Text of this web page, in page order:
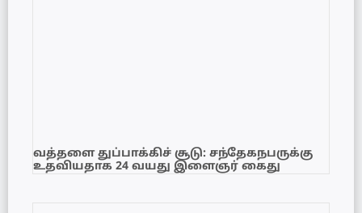
வத்தளை துப்பாக்கிச் சூடு: சந்தேகநபருக்கு
உதவியதாக 24 வயது இளைஞர் கைது